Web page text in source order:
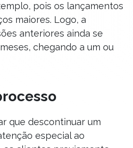
pois os lançamentos
maiores. Logo, a
anteriores ainda se
chegando a um ou
que descontinuar um
especial ao